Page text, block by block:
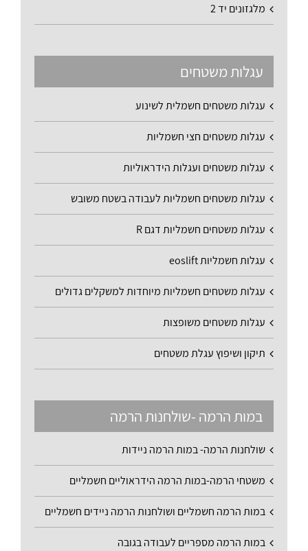
מלגזונים יד 2
עגלות משטחים
עגלות משטחים חשמלית לשינוע
עגלות משטחים חצי חשמליות
עגלות משטחים ועגלות הידראוליות
עגלות משטחים חשמליות לעבודה בשטח משובש
עגלות משטחים חשמליות דגם R
עגלות חשמליות eoslift
עגלות משטחים חשמליות מיוחדות למשקלים גדולים
עגלות משטחים משופצות
תיקון ושיפוץ עגלת משטחים
במות הרמה -שולחנות הרמה
שולחנות הרמה- במות הרמה ניידות
משטחי הרמה-במות הרמה הידראוליים חשמליים
במות הרמה חשמליים ושולחנות הרמה ניידים חשמליים
במות הרמה מספריים לעבודה בגובה